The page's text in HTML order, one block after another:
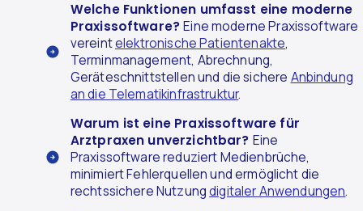
Welche Funktionen umfasst eine moderne
Praxissoftware?Eine moderne Praxissoftware
vereintelektronische Patientenakte,
Terminmanagement, Abrechnung,
Geräteschnittstellen und die sichere Anbindung
an die Telematikinfrastruktur.
Warum ist eine Praxissoftware für
Arztpraxen unverzichtbar? Eine
Praxissoftware reduziert Medienbrüche,
minimiert Fehlerquellen und ermöglicht die
rechtssichere Nutzungdigitaler Anwendungen.